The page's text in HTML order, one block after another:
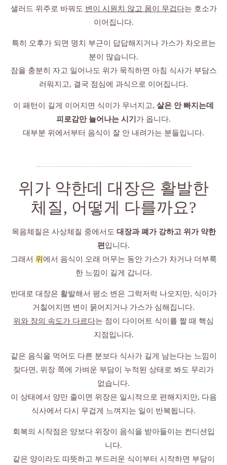
샐러드 위주로 바꿔도 변이 시원치 않고 몸이 무겁다는 호소가
이어집니다.
특히 오후가 되면 명치 부근이 답답해지거나 가스가 차오르는
분이 많습니다.
잠을 충분히 자고 일어나도 위가 묵직하면 아침 식사가 부담스
러워지고, 결국 점심에 과식으로 이어집니다.
이 패턴이 길게 이어지면 식이가 무너지고, 살은 안 빠지는데
피로감만 늘어나는 시기 가 옵니다.
대부분 위에서부터 음식이 잘 안 내려가는 분들입니다.
위가 약한데 대장은 활발한
체질, 어떻게 다를까요?
목음체질은 사상체질 중에서도 대장과 폐가 강하고 위가 약한
편 입니다.
그래서 위 에서 음식이 오래 머무는 동안 가스가 차거나 더부룩
한 느낌이 길게 갑니다.
반대로 대장은 활발해서 평소 변은 그럭저럭 나오지만, 식이가
거칠어지면 변이 묽어지거나 가스가 심해집니다.
위와 장의 속도가 다르다는 점이 다이어트 식이를 짤 때 핵심
지점입니다.
같은 음식을 먹어도 다른 분보다 식사가 길게 남는다는 느낌이
잦다면, 위장 쪽에 가벼운 부담이 누적된 상태로 봐도 무리가
없습니다.
이 상태에서 양만 줄이면 위장은 일시적으로 편해지지만, 다음
식사에서 다시 무겁게 느껴지는 일이 반복됩니다.
회복의 시작점은 양보다 위장이 음식을 받아들이는 컨디션입
니다.
같은 양이라도 따뜻하고 부드러운 식이부터 시작하면 부담이